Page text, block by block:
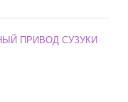
ПРИВОД СУЗУКИ